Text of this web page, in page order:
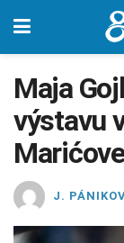
Maja
výstavu
J.